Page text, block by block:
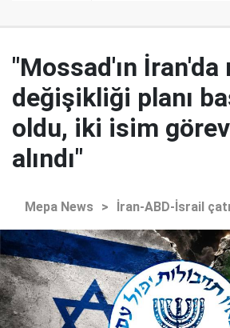
"Mossad'ın
değişikliği planı
oldu, iki isim
alındı"
Mepa News > İran-ABD-İsrail